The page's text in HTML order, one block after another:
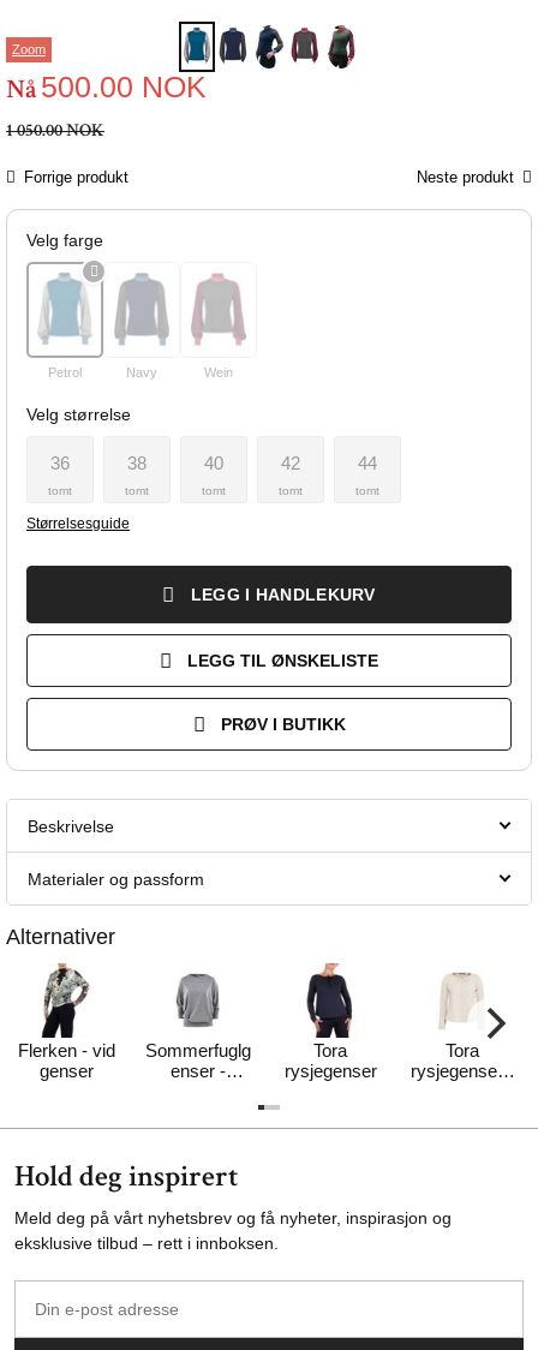
Zoom
Nå500.00 NOK
1 050.00 NOK
Forrige produkt Neste produkt
Velg farge
Petrol Navy Wein
Velg størrelse
36
tomt
38
tomt
40
tomt
42
tomt
44
tomt
Størrelsesguide
LEGG I HANDLEKURV
LEGG TIL ØNSKELISTE
PRØV I BUTIKK
Beskrivelse
Materialer og passform
Alternativer
Flerken - vid
genser
Sommerfuglg
enser -
Tora
rysjegenser
Tora
rysjegenser -
Hold deg inspirert
Meld deg på vårt nyhetsbrev og få nyheter, inspirasjon og
eksklusive tilbud – rett i innboksen.
post